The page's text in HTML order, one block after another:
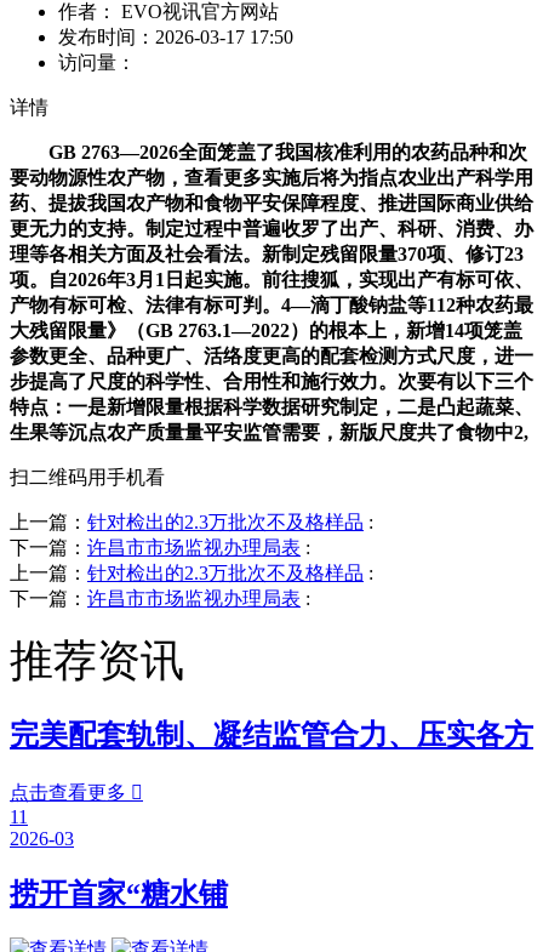
作者： EVO视讯官方网站
发布时间： 2026-03-17 17:50
访问量：
详情
GB 2763—2026全面笼盖了我国核准利用的农药品种和次
要动物源性农产物，查看更多实施后将为指点农业出产科学用
药、提拔我国农产物和食物平安保障程度、推进国际商业供给
更无力的支持。制定过程中普遍收罗了出产、科研、消费、办
理等各相关方面及社会看法。新制定残留限量370项、修订23
项。自2026年3月1日起实施。前往搜狐，实现出产有标可依、
产物有标可检、法律有标可判。4—滴丁酸钠盐等112种农药最
大残留限量》（GB 2763.1—2022）的根本上，新增14项笼盖
参数更全、品种更广、活络度更高的配套检测方式尺度，进一
步提高了尺度的科学性、合用性和施行效力。次要有以下三个
特点：一是新增限量根据科学数据研究制定，二是凸起蔬菜、
生果等沉点农产质量量平安监管需要，新版尺度共了食物中2,
扫二维码用手机看
上一篇： 针对检出的2.3万批次不及格样品 :
下一篇： 许昌市市场监视办理局表 :
上一篇： 针对检出的2.3万批次不及格样品 :
下一篇： 许昌市市场监视办理局表 :
推荐资讯
完美配套轨制、凝结监管合力、压实各方
点击查看更多 
11
2026-03
捞开首家“糖水铺